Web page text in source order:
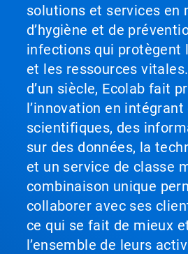
solutions et services en
d’hygiène et de
infections qui protègent
et les ressources
d’un siècle, Ecolab fait
l’innovation en
scientifiques, des
sur des données, la
et un service de classe
combinaison unique
collaborer avec ses
ce qui se fait de mieux
l’ensemble de leurs